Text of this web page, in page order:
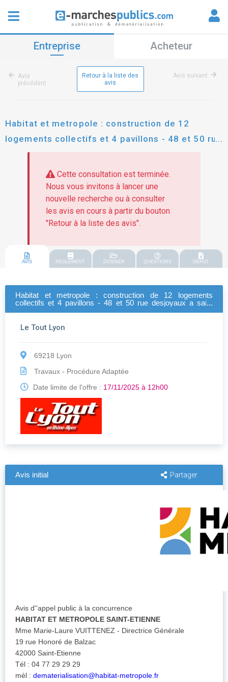
Entreprise Acheteur
Avis
précédent
Retour à la liste des
avis
Avis suivant
Habitat et metropole : construction de 12
logements collectifs et 4 pavillons - 48 et 50 rue
desjoyaux a saint etienne
Cette consultation est terminée.
Nous vous invitons à lancer une
nouvelle recherche ou à consulter
les avis en cours à partir du bouton
"Retour à la liste des avis".
AVIS REGLEMENT DOSSIER QUESTIONS DEPOT
Habitat et metropole : construction de 12 logements
collectifs et 4 pavillons - 48 et 50 rue desjoyaux a saint
Le Tout Lyon
69218 Lyon
Travaux - Procédure Adaptée
Date limite de l'offre : 17/11/2025 à 12h00
Avis initial Partager
Avis d''appel public à la concurrence
HABITAT ET METROPOLE SAINT-ETIENNE
Mme Marie-Laure VUITTENEZ - Directrice Générale
19 rue Honoré de Balzac
42000 Saint-Etienne
Tél : 04 77 29 29 29
mèl : dematerialisation@habitat-metropole.fr